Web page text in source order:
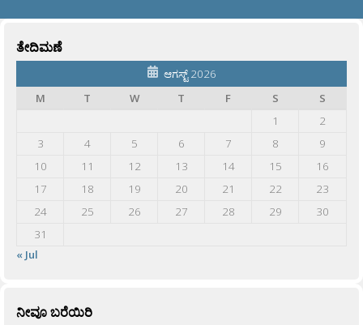
ತೇದಿಮಣೆ
ಆಗಸ್ಟ್ 2026
M
T W T F S
S
1
2
3
4 5 6 7 8
9
10
11 12 13 14 15
16
17
18 19 20 21 22
23
24
25 26 27 28 29
30
31
« Jul
ನೀವೂ ಬರೆಯಿರಿ